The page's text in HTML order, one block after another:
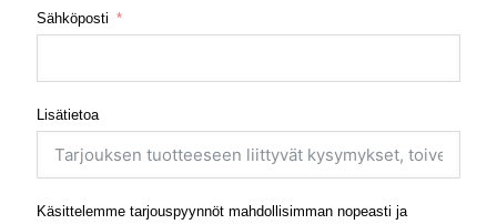
Sähköposti
Lisätietoa
Käsittelemme tarjouspyynnöt mahdollisimman nopeasti ja